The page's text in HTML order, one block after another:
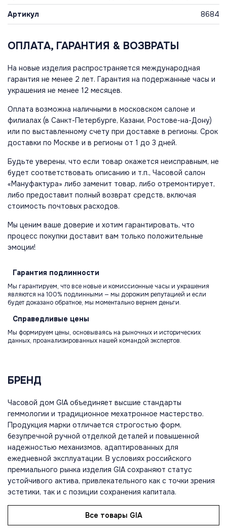
Артикул 8684
ОПЛАТА, ГАРАНТИЯ & ВОЗВРАТЫ
На новые изделия распространяется международная
гарантия не менее 2 лет. Гарантия на подержанные часы и
украшения не менее 12 месяцев.
Оплата возможна наличными в московском салоне и
филиалах (в Санкт-Петербурге, Казани, Ростове-на-Дону)
или по выставленному счету при доставке в регионы. Срок
доставки по Москве и в регионы от 1 до 3 дней.
Будьте уверены, что если товар окажется неисправным, не
будет соответствовать описанию и т.п., Часовой салон
«Мануфактура» либо заменит товар, либо отремонтирует,
либо предоставит полный возврат средств, включая
стоимость почтовых расходов.
Мы ценим ваше доверие и хотим гарантировать, что
процесс покупки доставит вам только положительные
эмоции!
Гарантия подлинности
Мы гарантируем, что все новые и комиссионные часы и украшения
являются на 100% подлинными — мы дорожим репутацией и если
будет доказано обратное, мы моментально вернем деньги.
Справедливые цены
Мы формируем цены, основываясь на рыночных и исторических
данных, проанализированных нашей командой экспертов.
БРЕНД
Часовой дом GIA объединяет высшие стандарты
геммологии и традиционное мехатронное мастерство.
Продукция марки отличается строгостью форм,
безупречной ручной отделкой деталей и повышенной
надежностью механизмов, адаптированных для
ежедневной эксплуатации. В условиях российского
премиального рынка изделия GIA сохраняют статус
устойчивого актива, привлекательного как с точки зрения
эстетики, так и с позиции сохранения капитала.
Все товары GIA